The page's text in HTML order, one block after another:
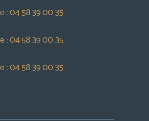
:04 58 39 00 35
:04 58 39 00 35
:04 58 39 00 35